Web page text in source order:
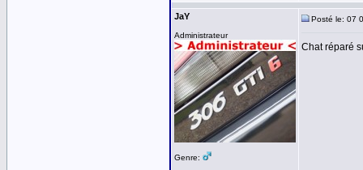
JaY
Administrateur
Genre:
Posté le: 07
Chat réparé